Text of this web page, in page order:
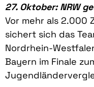
27. Oktober: NRW
Vor mehr als 2.000
sichert sich das
Nordrhein-
Bayern im Finale